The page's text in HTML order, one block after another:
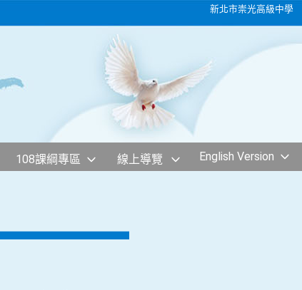
新北市崇光高級中學
108課綱專區 線上導覽 English Version